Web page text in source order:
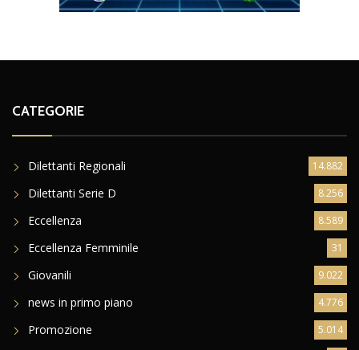
Dilettanti Regionali 14.882
Dilettanti Serie D 8.256
Eccellenza 8.589
Eccellenza Femminile 31
Giovanili 9.022
news in primo piano 4.776
Promozione 5.014
Serie B 2